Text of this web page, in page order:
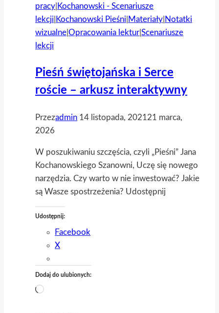
pracy Kochanowski - Scenariusze
lekcji Kochanowski Pieśni Materiały Notatki
wizualne Opracowania lektur Scenariusze
lekcji
Pieśń świętojańska i Serce
roście – arkusz interaktywny
Przezadmin 14 listopada, 202121 marca,
2026
W poszukiwaniu szczęścia, czyli „Pieśni” Jana
Kochanowskiego Szanowni, Uczę się nowego
narzędzia. Czy warto w nie inwestować? Jakie
są Wasze spostrzeżenia? Udostępnij
Udostępnij:
Facebook
X
Dodaj do ulubionych:
Wczytywanie…